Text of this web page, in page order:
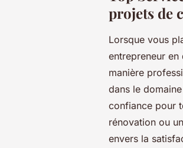
projets de
Lorsque vous
entrepreneur
manière
dans le
confiance pour
rénovation ou
envers la